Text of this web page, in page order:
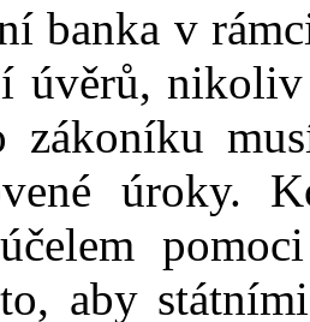
banka v
úvěrů,
zákoníku
úroky.
aby